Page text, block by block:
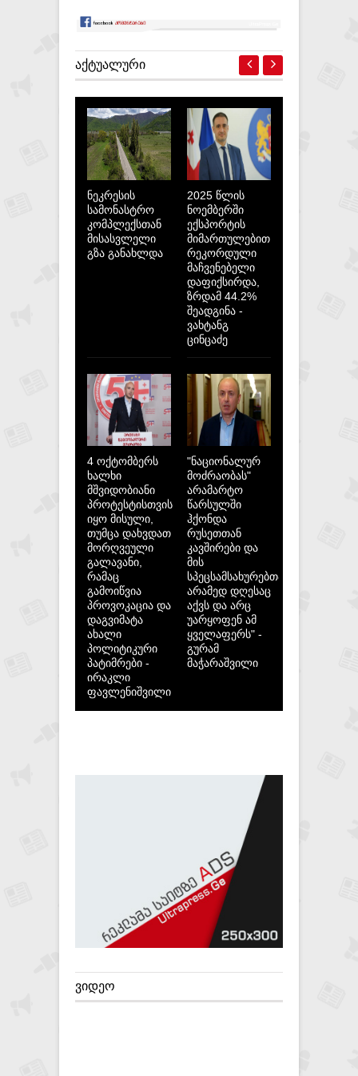
ᲐᲥᲢᲣᲐᲚᲣᲠᲘ
ნეკრესის
სამონასტრო
კომპლექსთან
მისასვლელი
გზა განახლდა
2025 წლის
ნოემბერში
ექსპორტის
მიმართულებით
რეკორდული
მაჩვენებელი
დაფიქსირდა,
ზრდამ 44.2%
შეადგინა -
ვახტანგ
ცინცაძე
4 ოქტომბერს
ხალხი
მშვიდობიანი
პროტესტისთვის
იყო მისული,
თუმცა დახვდათ
მორღვეული
გალავანი,
რამაც
გამოიწვია
პროვოკაცია და
დაგვიმატა
ახალი
პოლიტიკური
პატიმრები -
ირაკლი
ფავლენიშვილი
"ნაციონალურ
მოძრაობას"
არამარტო
წარსულში
ჰქონდა
რუსეთთან
კავშირები და
მის
სპეცსამსახურებთან,
არამედ დღესაც
აქვს და არც
უარყოფენ ამ
ყველაფერს" -
გურამ
მაჭარაშვილი
ᲕᲘᲓᲔᲝ